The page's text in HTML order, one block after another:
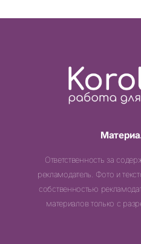
Ответственность за
рекламодатель. Фото и
собственностью
материалов только с